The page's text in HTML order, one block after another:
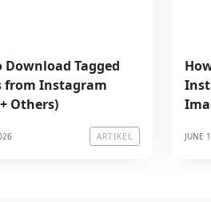
ARTIKEL
Download Tagged
from Instagram
Others)
JUNE